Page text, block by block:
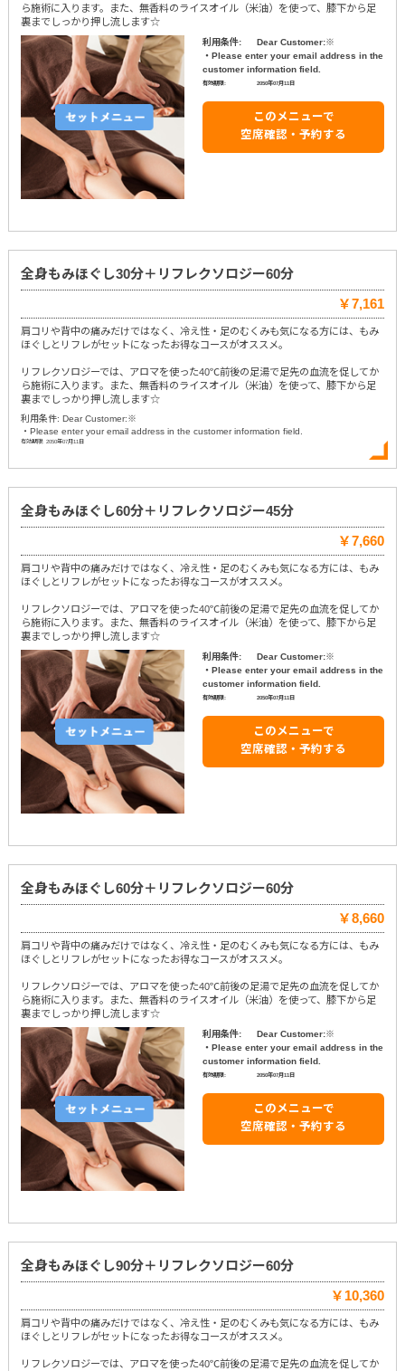
ら施術に入ります。また、無香料のライスオイル（米油）を使って、膝下から足
裏までしっかり押し流します☆
利用条件:
Dear Customer:※
・Please enter your email address in the
customer information field.
有効期限: 2050年07月11日
このメニューで
空席確認・予約する
全身もみほぐし30分＋リフレクソロジー60分
￥7,161
肩コリや背中の痛みだけではなく、冷え性・足のむくみも気になる方には、もみ
ほぐしとリフレがセットになったお得なコースがオススメ。
リフレクソロジーでは、アロマを使った40℃前後の足湯で足先の血流を促してか
ら施術に入ります。また、無香料のライスオイル（米油）を使って、膝下から足
裏までしっかり押し流します☆
利用条件: Dear Customer:※
・Please enter your email address in the customer information field.
有効期限: 2050年07月11日
全身もみほぐし60分＋リフレクソロジー45分
￥7,660
肩コリや背中の痛みだけではなく、冷え性・足のむくみも気になる方には、もみ
ほぐしとリフレがセットになったお得なコースがオススメ。
リフレクソロジーでは、アロマを使った40℃前後の足湯で足先の血流を促してか
ら施術に入ります。また、無香料のライスオイル（米油）を使って、膝下から足
裏までしっかり押し流します☆
利用条件:
Dear Customer:※
・Please enter your email address in the
customer information field.
有効期限: 2050年07月11日
このメニューで
空席確認・予約する
全身もみほぐし60分＋リフレクソロジー60分
￥8,660
肩コリや背中の痛みだけではなく、冷え性・足のむくみも気になる方には、もみ
ほぐしとリフレがセットになったお得なコースがオススメ。
リフレクソロジーでは、アロマを使った40℃前後の足湯で足先の血流を促してか
ら施術に入ります。また、無香料のライスオイル（米油）を使って、膝下から足
裏までしっかり押し流します☆
利用条件:
Dear Customer:※
・Please enter your email address in the
customer information field.
有効期限: 2050年07月11日
このメニューで
空席確認・予約する
全身もみほぐし90分＋リフレクソロジー60分
￥10,360
肩コリや背中の痛みだけではなく、冷え性・足のむくみも気になる方には、もみ
ほぐしとリフレがセットになったお得なコースがオススメ。
リフレクソロジーでは、アロマを使った40℃前後の足湯で足先の血流を促してか